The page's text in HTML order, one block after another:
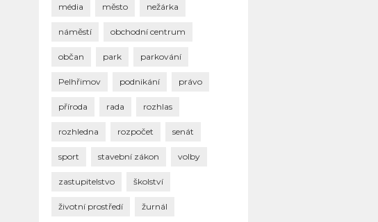
média město nežárka
náměstí obchodní centrum
občan park parkování
Pelhřimov podnikání právo
příroda rada rozhlas
rozhledna rozpočet senát
sport stavební zákon volby
zastupitelstvo školství
životní prostředí žurnál